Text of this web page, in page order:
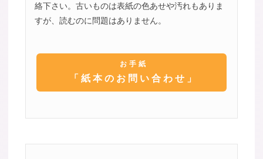
絡下さい。古いものは表紙の色あせや汚れもありま
すが、読むのに問題はありません。
お手紙
「紙本のお問い合わせ」